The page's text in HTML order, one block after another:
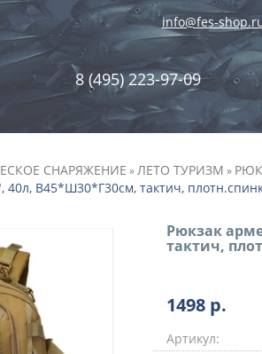
info@fes-
8 (495) 223-97-09
СНАРЯЖЕНИЕ »ЛЕТО ТУРИЗМ »
В45*Ш30*Г30см, тактич,
Рюкзак
тактич,
1498 р.
Артикул: